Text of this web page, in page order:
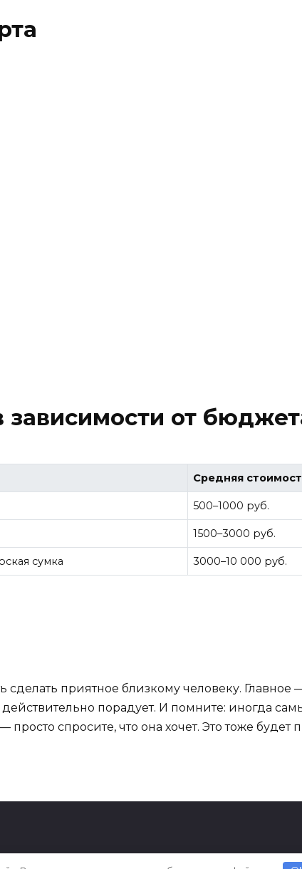
зависимости от
Средняя
500–1000 руб.
1500–3000 руб.
сумка 3000–10 000 руб.
приятное близкому человеку. Главное
порадует. И помните: иногда
спросите, что она хочет. Это тоже будет